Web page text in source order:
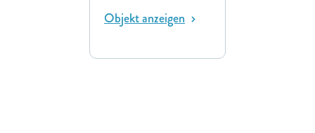
Objekt anzeigen